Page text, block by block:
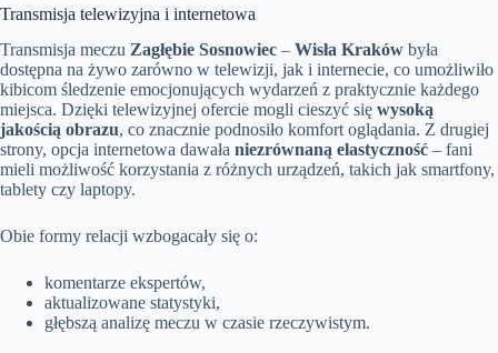
Transmisja telewizyjna i internetowa
Transmisja meczu Zagłębie Sosnowiec – Wisła Kraków była
dostępna na żywo zarówno w telewizji, jak i internecie, co umożliwiło
kibicom śledzenie emocjonujących wydarzeń z praktycznie każdego
miejsca. Dzięki telewizyjnej ofercie mogli cieszyć się wysoką
jakością obrazu, co znacznie podnosiło komfort oglądania. Z drugiej
strony, opcja internetowa dawała niezrównaną elastyczność – fani
mieli możliwość korzystania z różnych urządzeń, takich jak smartfony,
tablety czy laptopy.
Obie formy relacji wzbogacały się o:
komentarze ekspertów,
aktualizowane statystyki,
głębszą analizę meczu w czasie rzeczywistym.